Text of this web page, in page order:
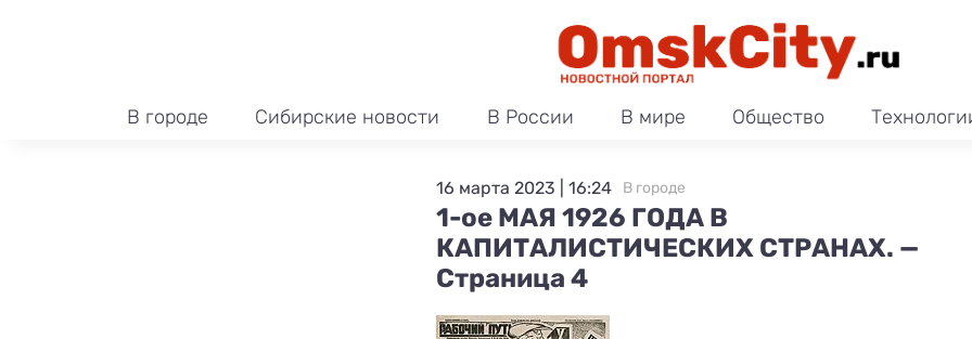
В городе Сибирские новости В России В мире Общество
1-ое МАЯ 1926 ГОДА В
КАПИТАЛИСТИЧЕСКИХ СТРАНАХ. —
Страница 4
16 марта 2023 | 16:24 В городе